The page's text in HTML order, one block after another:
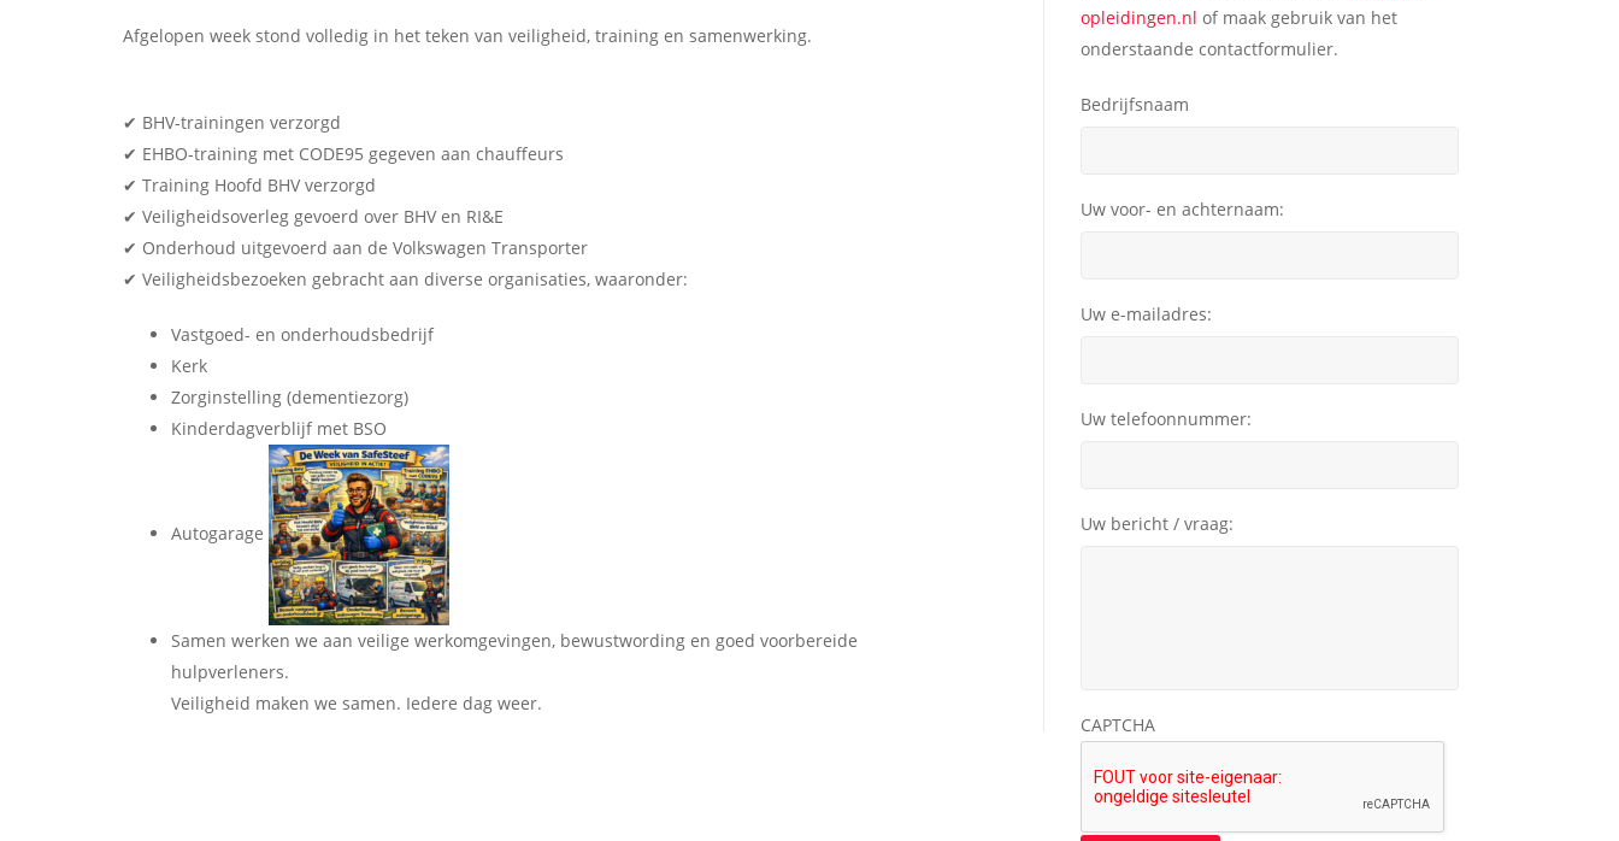
Afgelopen week stond volledig in het teken van veiligheid, training en samenwerking.
✔ BHV-trainingen verzorgd
✔ EHBO-training met CODE95 gegeven aan chauffeurs
✔ Training Hoofd BHV verzorgd
✔ Veiligheidsoverleg gevoerd over BHV en RI&E
✔ Onderhoud uitgevoerd aan de Volkswagen Transporter
✔ Veiligheidsbezoeken gebracht aan diverse organisaties, waaronder:
Vastgoed- en onderhoudsbedrijf
Kerk
Zorginstelling (dementiezorg)
Kinderdagverblijf met BSO
Autogarage
Samen werken we aan veilige werkomgevingen, bewustwording en goed voorbereide
hulpverleners.
Veiligheid maken we samen. Iedere dag weer.
opleidingen.nl of maak gebruik van het
onderstaande contactformulier.
Bedrijfsnaam
Uw voor- en achternaam:
Uw e-mailadres:
Uw telefoonnummer:
Uw bericht / vraag:
CAPTCHA